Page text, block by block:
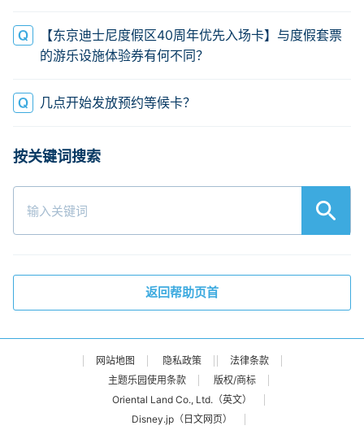
【东京迪士尼度假区40周年优先入场卡】与度假套票
的游乐设施体验券有何不同？
几点开始发放预约等候卡？
返回帮助页首
网站地图 隐私政策
法律条款
主题乐园使用条款
版权/商标
Oriental Land Co., Ltd.（英文）
Disney.jp（日文网页）